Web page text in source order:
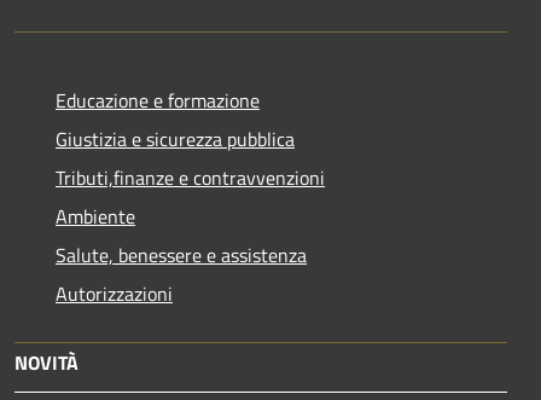
Educazione e formazione
Giustizia e sicurezza pubblica
Tributi,finanze e contravvenzioni
Ambiente
Salute, benessere e assistenza
Autorizzazioni
NOVITÀ